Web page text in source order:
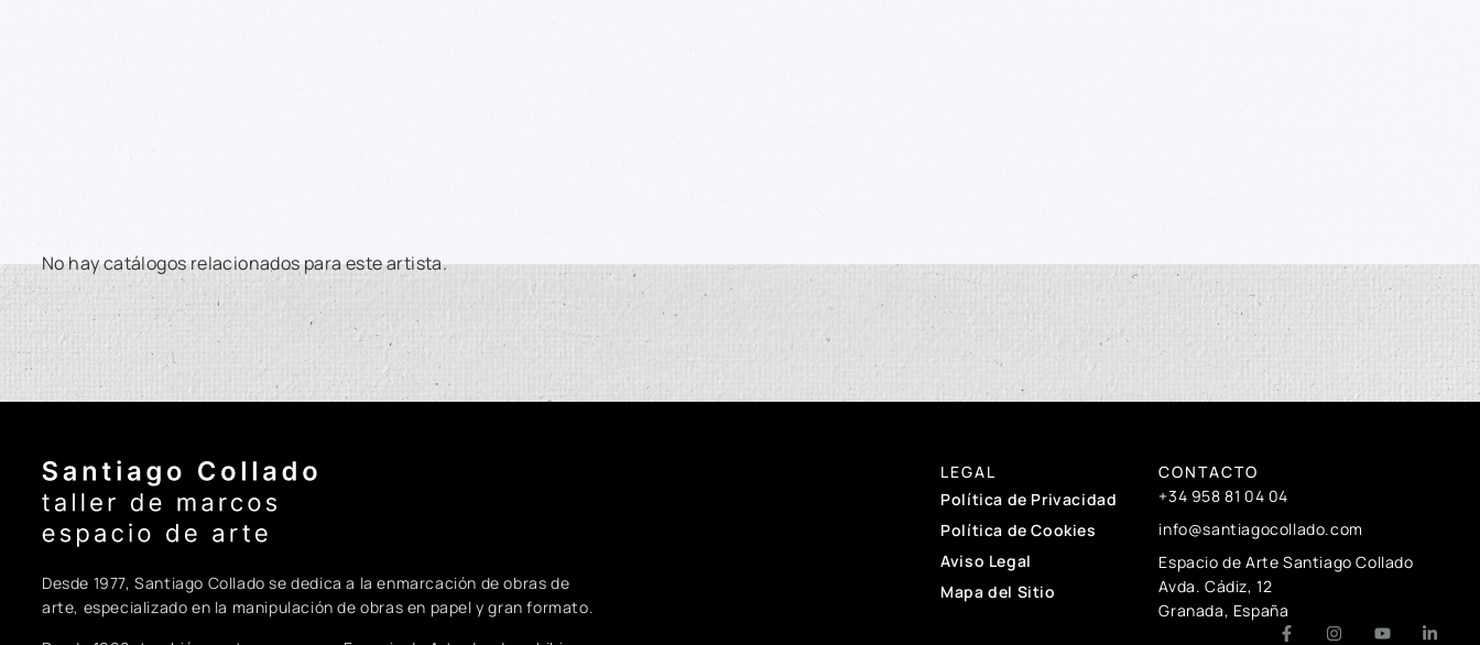
No hay catálogos relacionados para este artista.
Desde 1977, Santiago Collado se dedica a la enmarcación de obras de
arte, especializado en la manipulación de obras en papel y gran formato.
LEGAL
Política de Privacidad
Política de Cookies
Aviso Legal
Mapa del Sitio
CONTACTO
+34 958 81 04 04
info@santiagocollado.com
Espacio de Arte Santiago Collado
Avda. Cádiz, 12
Granada, España